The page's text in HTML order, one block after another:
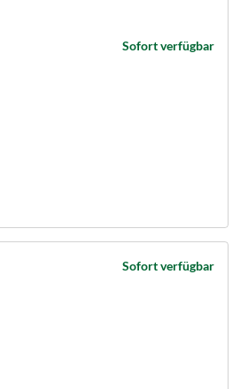
Sofort verfügbar
Sofort verfügbar